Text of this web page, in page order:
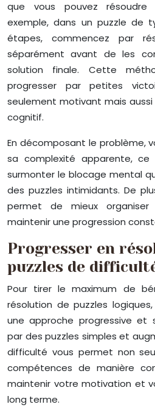
que vous pouvez résoudre
exemple, dans un puzzle de
étapes, commencez par
séparément avant de les
solution finale. Cette
progresser par petites
seulement motivant mais
cognitif.
En décomposant le problème,
sa complexité apparente,
surmonter le blocage mental
des puzzles intimidants. De
permet de mieux
maintenir une progression
Progresser en
puzzles de
Pour tirer le maximum de
résolution de puzzles
une approche progressive et
par des puzzles simples et
difficulté vous permet non
compétences de manière
maintenir votre motivation et
long terme.